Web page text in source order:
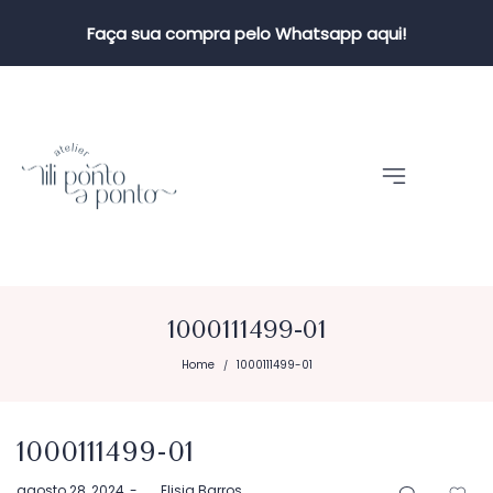
Faça sua compra pelo Whatsapp aqui!
1000111499-01
Home / 1000111499-01
1000111499-01
Postado